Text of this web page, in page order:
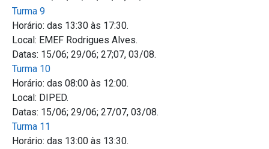
Turma 9
Horário: das 13:30 às 17:30.
Local: EMEF Rodrigues Alves.
Datas: 15/06; 29/06; 27;07, 03/08.
Turma 10
Horário: das 08:00 às 12:00.
Local: DIPED.
Datas: 15/06; 29/06; 27/07, 03/08.
Turma 11
Horário: das 13:00 às 13:30.